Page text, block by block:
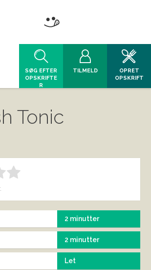
SØG EFTER
OPSKRIFTE
R
TILMELD
OPRET
OPSKRIFT
Tonic
1.00
2 minutter
2 minutter
Let